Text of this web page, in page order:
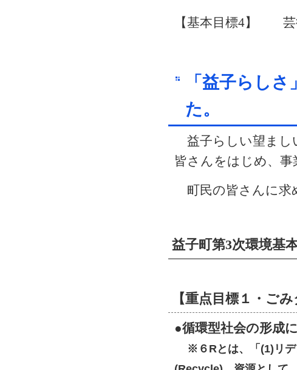
【基本目標4】 芸術
「益子らしさ
た
益子らしい望まし
皆さんをはじめ、
町民の皆さんに求
益子町第3次環境基
【重点目標１・ご
●循環型社会の形成
※６Rとは、「(1)リ